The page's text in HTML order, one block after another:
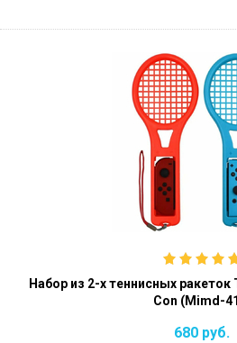
Набор из 2-х теннисных
Con (Mimd-
680 руб.